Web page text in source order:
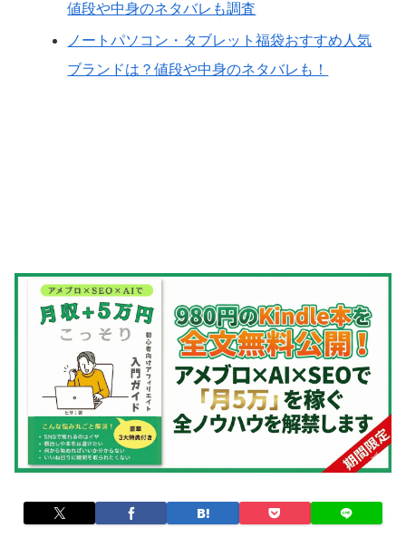
値段や中身のネタバレも調査
ノートパソコン・タブレット福袋おすすめ人気
ブランドは？値段や中身のネタバレも！